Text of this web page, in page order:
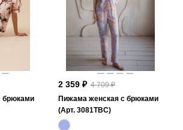
брюками
2 359 ₽ 4 709 ₽
Пижама женская с брюками
(Арт. 3081TBC)